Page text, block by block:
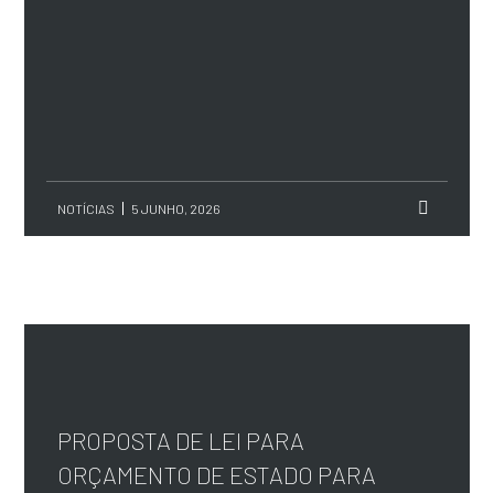
NOTÍCIAS 5 JUNHO, 2026
PROPOSTA DE LEI PARA
ORÇAMENTO DE ESTADO PARA